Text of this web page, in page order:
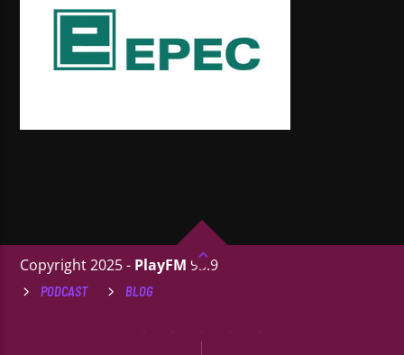
Copyright 2025 - PlayFM 95.9
PODCAST BLOG